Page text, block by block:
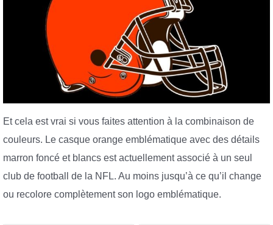
Et cela est vrai si vous faites attention à la combinaison de
couleurs. Le casque orange emblématique avec des détails
marron foncé et blancs est actuellement associé à un seul
club de football de la NFL. Au moins jusqu’à ce qu’il change
ou recolore complètement son logo emblématique.